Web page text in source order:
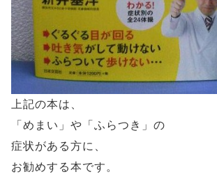
上記の本は、
「めまい」や「ふらつき」の
症状がある方に、
お勧めする本です。